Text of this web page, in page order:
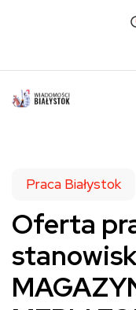
Praca Białystok
Oferta